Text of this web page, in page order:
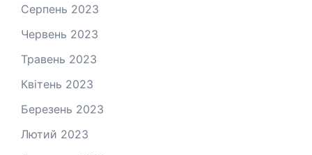
Серпень 2023
Червень 2023
Травень 2023
Квітень 2023
Березень 2023
Лютий 2023